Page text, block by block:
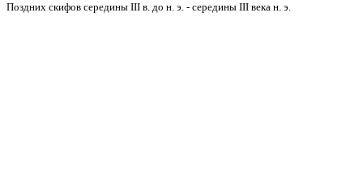
Поздних скифов середины III в. до н. э. - середины III века н. э.